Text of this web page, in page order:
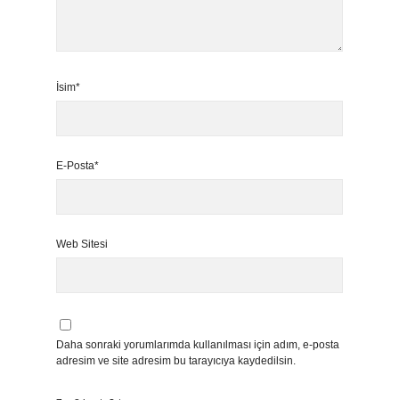
İsim*
E-Posta*
Web Sitesi
Daha sonraki yorumlarımda kullanılması için adım, e-posta
adresim ve site adresim bu tarayıcıya kaydedilsin.